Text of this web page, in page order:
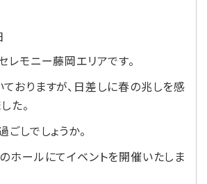
レモニー藤岡エリアです。
おりますが、日差しに春の兆しを感
た。
しでしょうか。
ホールにてイベントを開催いたしま